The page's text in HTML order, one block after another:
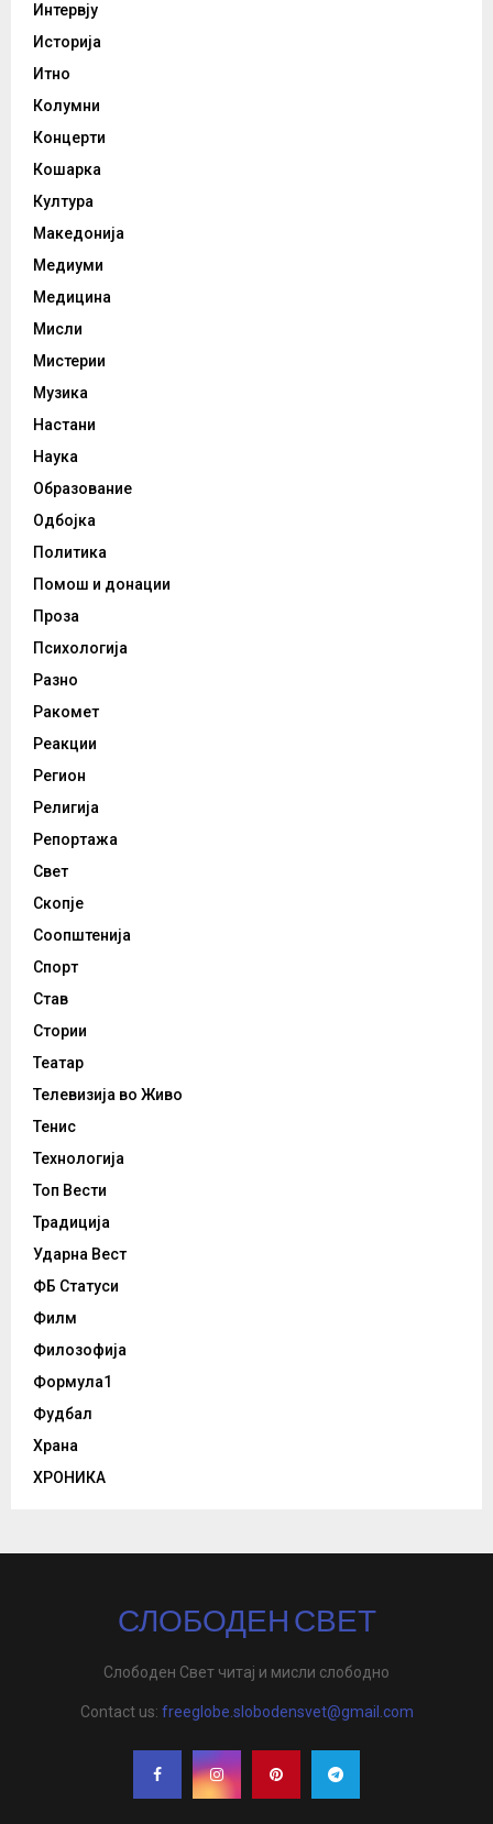
Интервју
Историја
Итно
Колумни
Концерти
Кошарка
Култура
Македонија
Медиуми
Медицина
Мисли
Мистерии
Музика
Настани
Наука
Образование
Одбојка
Политика
Помош и донации
Проза
Психологија
Разно
Ракомет
Реакции
Регион
Религија
Репортажа
Свет
Скопје
Соопштенија
Спорт
Став
Стории
Театар
Телевизија во Живо
Тенис
Технологија
Топ Вести
Традиција
Ударна Вест
ФБ Статуси
Филм
Филозофија
Формула1
Фудбал
Храна
ХРОНИКА
СЛОБОДЕН СВЕТ
Слободен Свет читај и мисли слободно
Contact us: freeglobe.slobodensvet@gmail.com